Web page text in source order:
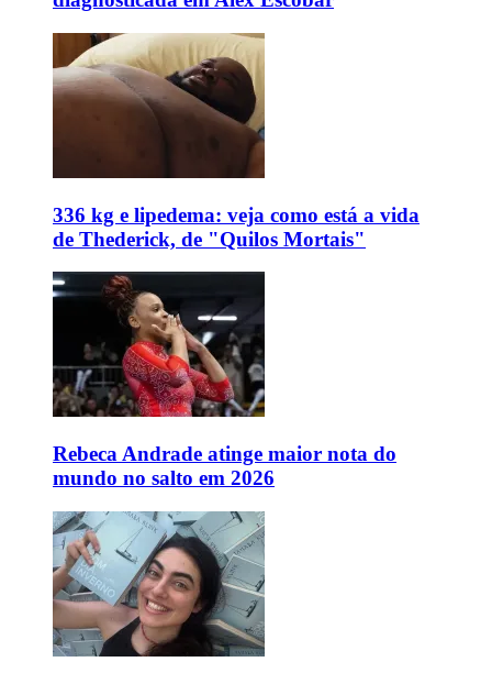
336 kg e lipedema: veja como está a vida
de Thederick, de "Quilos Mortais"
Rebeca Andrade atinge maior nota do
mundo no salto em 2026